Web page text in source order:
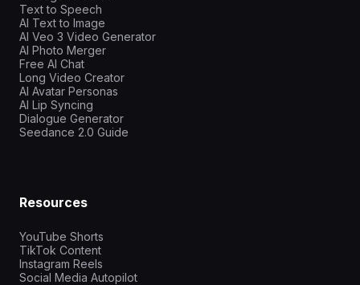
Text to Speech
AI Text to Image
AI Veo 3 Video Generator
AI Photo Merger
Free AI Chat
Long Video Creator
AI Avatar Personas
AI Lip Syncing
Dialogue Generator
Seedance 2.0 Guide
Resources
YouTube Shorts
TikTok Content
Instagram Reels
Social Media Autopilot